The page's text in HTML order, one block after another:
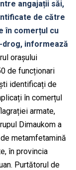
angajații săi,
de către
în comerțul cu
informează
orașului
de funcționari
identificați de
în comerțul
armate,
Dimaukom a
metamfetamină
în provincia
Purtătorul de